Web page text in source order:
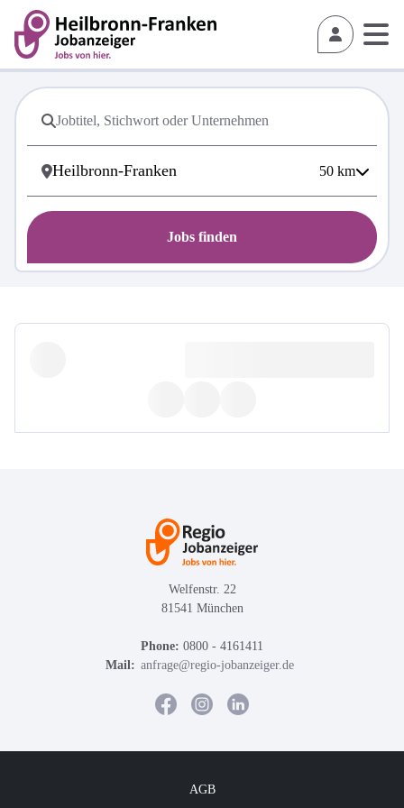
50 km
Jobs finden
Welfenstr. 22
81541 München
Phone: 0800 - 4161411
Mail: anfrage@regio-jobanzeiger.de
AGB